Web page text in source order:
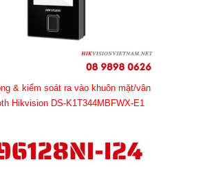
& kiểm soát ra vào khuôn mặt/vân
Hikvision DS-K1T344MBFWX-E1